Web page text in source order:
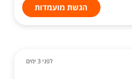
הגשת מועמדות
לפני 3 ימים